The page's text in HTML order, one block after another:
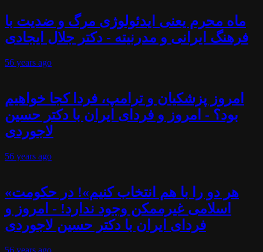
ماه محرم یعنی ایدئولوژی مرگ و ضدیت با
فرهنگ ایرانی و مدرنیته - دکتر جلال ایجادی
56 years ago
امروز پزشکیان و ترامپ، فردا کجا خواهیم
بود؟ - امروز و فردای ایران با دکتر حسین
لاجوردی
56 years ago
«هر دو را با هم انتخاب کنیم»! در حکومت
اسلامی غیرممکن وجود ندارد! - امروز و
فردای ایران با دکتر حسین لاجوردی
56 years ago